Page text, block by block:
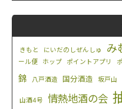
きもと にいだのしぜんしゅ み
ール便
ホップ ポイントアプリ
錦
八戸酒造 国分酒造 坂戸山
山酒4号 情熱地酒の会